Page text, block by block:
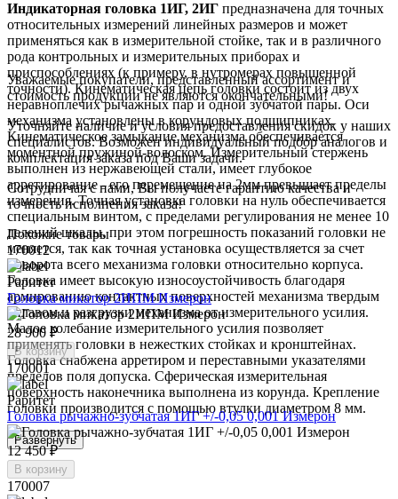
Индикаторная головка 1ИГ, 2ИГ предназначена для точных
относительных измерений линейных размеров и может
применяться как в измерительной стойке, так и в различного
рода контрольных и измерительных приборах и
приспособлениях (к примеру, в нутромерах повышенной
точности). Кинематическая цепь головки состоит из двух
неравноплечих рычажных пар и одной зубчатой пары. Оси
механизма установлены в корундовых подшипниках.
Кинематическое замыкание механизма обеспечивается
моментной пружиной-волоском. Измерительный стержень
выполнен из нержавеющей стали, имеет глубокое
арретирование - его перемещение на 2мм превышает пределы
измерения. Точная установка головки на нуль обеспечивается
специальным винтом, с пределами регулирования не менее 10
делений шкалы, при этом погрешность показаний головки не
меняется, так как точная установка осуществляется за счет
поворота всего механизма головки относительно корпуса.
Головка имеет высокую износоустойчивость благодаря
армированию контактных поверхностей механизма твердым
сплавом и разгрузки механизма от измерительного усилия.
Малое колебание измерительного усилия позволяет
применять головки в нежестких стойках и кронштейнах.
Головка снабжена арретиром и переставными указателями
пределов поля допуска. Сферическая измерительная
поверхность наконечника выполнена из корунда. Крепление
головки производится с помощью втулки диаметром 8 мм.
Развернуть
Уважаемые покупатели, представленный ассортимент и
стоимость продукции не являются окончательными!
Уточняйте наличие и условия предоставления скидок у наших
специалистов. Возможен индивидуальный подбор аналогов и
комплектация заказа под Ваши задачи.
Сотрудничая с нами, Вы получаете гарантию качества и
точность исполнения заказа!
Похожие товары
170012
Раритет
Головка микатор 2ИПМ Измерон
28 900 ₽
В корзину
170001
Раритет
Головка рычажно-зубчатая 1ИГ +/-0,05 0,001 Измерон
12 450 ₽
В корзину
170007